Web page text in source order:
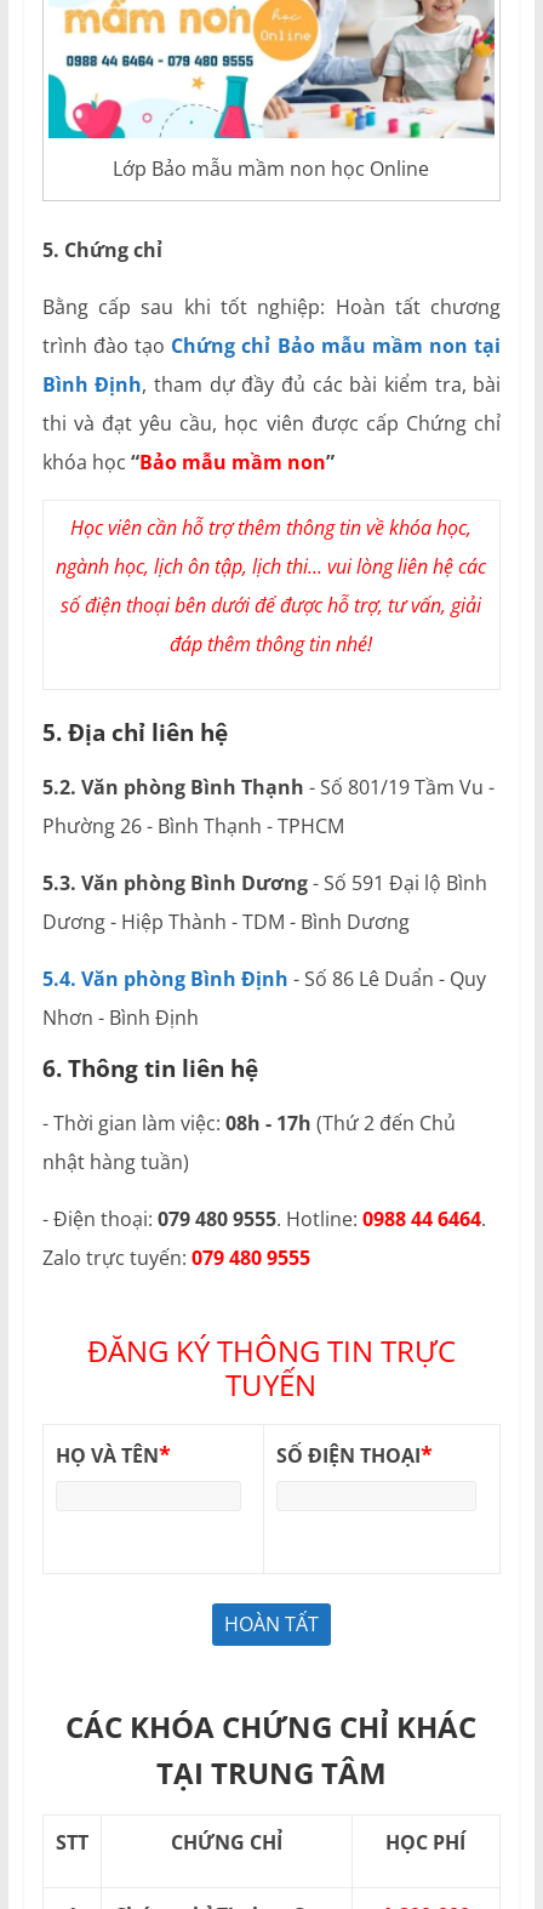
Lớp Bảo mẫu mầm non học Online
5. Chứng chỉ
Bằng cấp sau khi tốt nghiệp: Hoàn tất chương
trình đào tạo Chứng chỉ Bảo mẫu mầm non tại
Bình Định, tham dự đầy đủ các bài kiểm tra, bài
thi và đạt yêu cầu, học viên được cấp Chứng chỉ
khóa học “Bảo mẫu mầm non”
Học viên cần hỗ trợ thêm thông tin về khóa học,
ngành học, lịch ôn tập, lịch thi... vui lòng liên hệ các
số điện thoại bên dưới để được hỗ trợ, tư vấn, giải
đáp thêm thông tin nhé!
5. Địa chỉ liên hệ
5.2. Văn phòng Bình Thạnh - Số 801/19 Tầm Vu -
Phường 26 - Bình Thạnh - TPHCM
5.3. Văn phòng Bình Dương- Số 591 Đại lộ Bình
Dương - Hiệp Thành - TDM - Bình Dương
5.4. Văn phòng Bình Định - Số 86 Lê Duẩn - Quy
Nhơn - Bình Định
6. Thông tin liên hệ
- Thời gian làm việc: 08h - 17h (Thứ 2 đến Chủ
nhật hàng tuần)
- Điện thoại: 079 480 9555. Hotline: 0988 44 6464.
Zalo trực tuyến: 079 480 9555
ĐĂNG KÝ THÔNG TIN TRỰC
TUYẾN
HỌ VÀ TÊN* SỐ ĐIỆN THOẠI*
CÁC KHÓA CHỨNG CHỈ KHÁC
TẠI TRUNG TÂM
STT CHỨNG CHỈ HỌC PHÍ